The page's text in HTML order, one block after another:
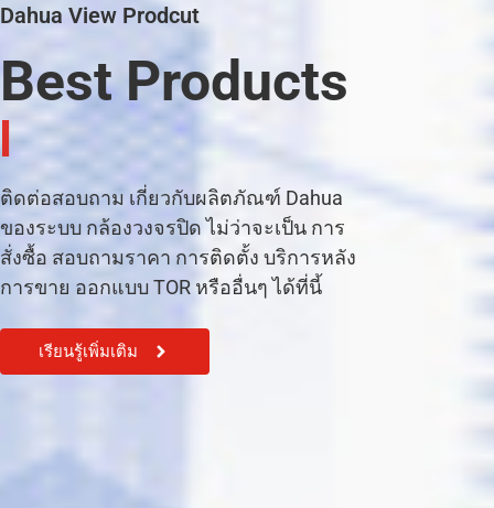
Dahua View Prodcut
Best Products
|
ติดต่อสอบถาม เกี่ยวกับผลิตภัณฑ์ Dahua
ของระบบ กล้องวงจรปิด ไม่ว่าจะเป็น การ
สั่งซื้อ สอบถามราคา การติดตั้ง บริการหลัง
การขาย ออกแบบ TOR หรืออื่นๆ ได้ที่นี้
เรียนรู้เพิ่มเติม